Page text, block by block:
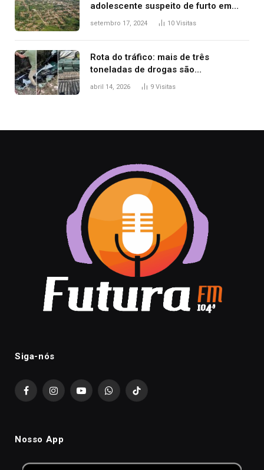
adolescente suspeito de furto em
estaca de cerca e agredi-lo
setembro 17, 2024 10 Visitas
Rota do tráfico: mais de três
toneladas de drogas são
apreendidas no TO em três meses
abril 14, 2026 9 Visitas
Siga-nós
FacebookInstagramYouTubeWhatsAppTikTok
Nosso App